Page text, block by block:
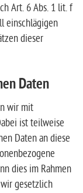
Art. 6 Abs. 1 lit. f
einschlägigen
dieser
Daten
wir mit
ist teilweise
Daten an diese
dies im Rahmen
gesetzlich